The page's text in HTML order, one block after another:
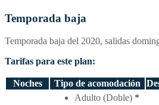
Temporada baja
Temporada baja del 2020, salidas
Tarifas para este plan:
Noches Tipo de acomodación
Adulto (Doble) *